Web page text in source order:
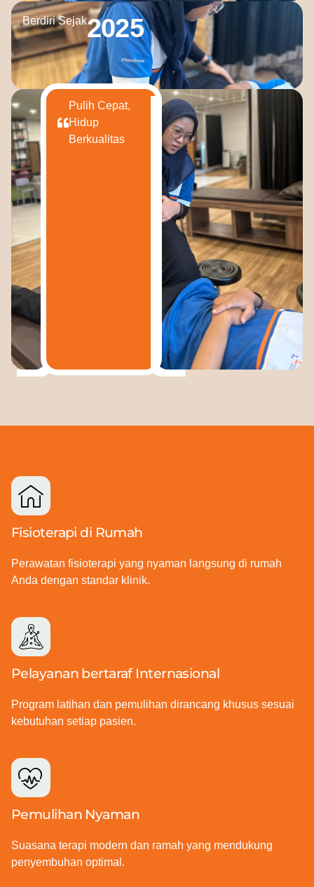
Berdiri Sejak2025
Pulih Cepat,
Hidup
Berkualitas
Fisioterapi di Rumah
Perawatan fisioterapi yang nyaman langsung di rumah
Anda dengan standar klinik.
Pelayanan bertaraf Internasional
Program latihan dan pemulihan dirancang khusus sesuai
kebutuhan setiap pasien.
Pemulihan Nyaman
Suasana terapi modern dan ramah yang mendukung
penyembuhan optimal.